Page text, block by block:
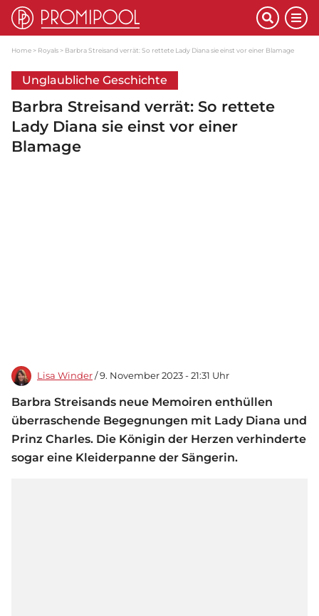
Home Royals Barbra Streisand verrät: So rettete Lady Diana sie einst vor einer Blamage
Unglaubliche Geschichte
Barbra Streisand verrät: So rettete
Lady Diana sie einst vor einer
Blamage
Lisa Winder / 9. November 2023 - 21:31 Uhr
Barbra Streisands neue Memoiren enthüllen
überraschende Begegnungen mit Lady Diana und
Prinz Charles. Die Königin der Herzen verhinderte
sogar eine Kleiderpanne der Sängerin.